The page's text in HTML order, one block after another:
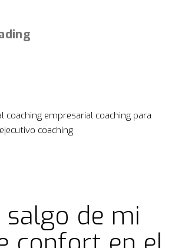
coaching empresarial coaching para
coaching
salgo de mi